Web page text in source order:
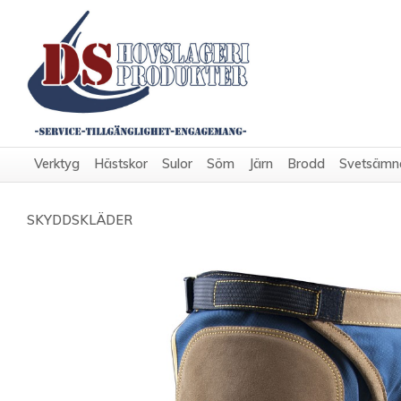
Verktyg Hästskor Sulor Söm Järn Brodd
SKYDDSKLÄDER